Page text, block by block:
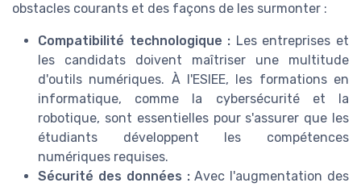
obstacles courants et des façons de les surmonter :
Compatibilité technologique : Les entreprises et
les candidats doivent maîtriser une multitude
d'outils numériques. À l'ESIEE, les formations en
informatique, comme la cybersécurité et la
robotique, sont essentielles pour s'assurer que les
étudiants développent les compétences
numériques requises.
Sécurité des données :Avec l'augmentation des